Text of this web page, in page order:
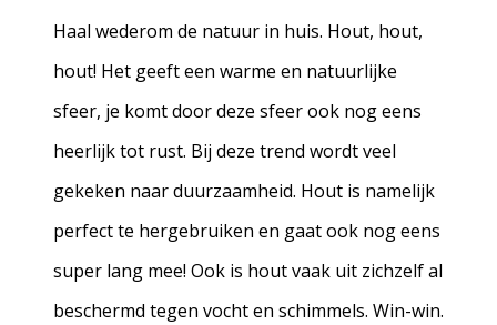
Haal wederom de natuur in huis. Hout, hout,
hout! Het geeft een warme en natuurlijke
sfeer, je komt door deze sfeer ook nog eens
heerlijk tot rust. Bij deze trend wordt veel
gekeken naar duurzaamheid. Hout is namelijk
perfect te hergebruiken en gaat ook nog eens
super lang mee! Ook is hout vaak uit zichzelf al
beschermd tegen vocht en schimmels. Win-win.